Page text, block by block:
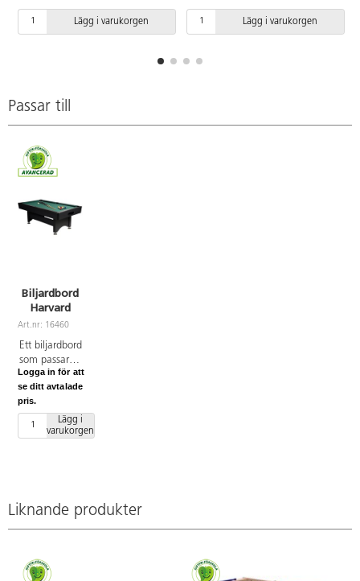
Lägg i varukorgen Lägg i varukorgen
Passar till
Biljardbord
Harvard
Art.nr: 16460
Ett biljardbord
som passar
utmärkt på
skolan och
fritids. Bordet
har justerbara
ben och
cm, spelyta
MDF. Startkit
med 2 köer
Logga in för att
se ditt avtalade
pris.
Lägg i
varukorgen
Liknande produkter